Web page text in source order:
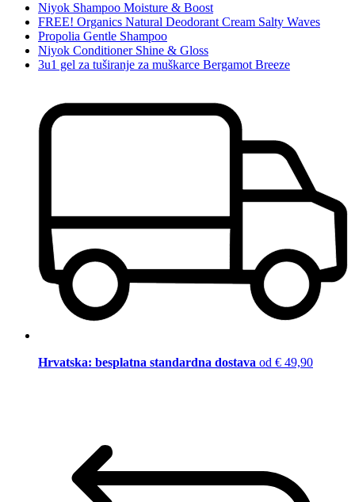
Niyok Shampoo Moisture & Boost
FREE! Organics Natural Deodorant Cream Salty Waves
Propolia Gentle Shampoo
Niyok Conditioner Shine & Gloss
3u1 gel za tuširanje za muškarce Bergamot Breeze
Hrvatska: besplatna standardna dostava od € 49,90